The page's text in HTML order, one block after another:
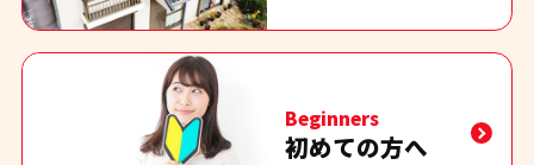
Beginners
初めての方へ